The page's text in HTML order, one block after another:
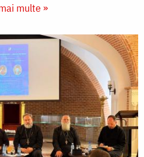
multe »